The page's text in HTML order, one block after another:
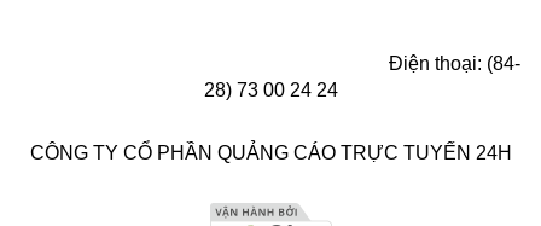
Điện thoại: (84-
28) 73 00 24 24
CÔNG TY CỔ PHẦN QUẢNG CÁO TRỰC TUYẾN 24H